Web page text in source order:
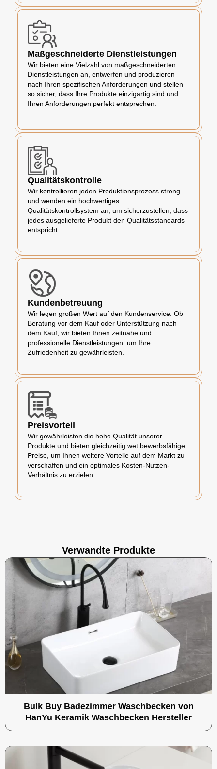
Maßgeschneiderte Dienstleistungen
Wir bieten eine Vielzahl von maßgeschneiderten
Dienstleistungen an, entwerfen und produzieren
nach Ihren spezifischen Anforderungen und stellen
so sicher, dass Ihre Produkte einzigartig sind und
Ihren Anforderungen perfekt entsprechen.
Qualitätskontrolle
Wir kontrollieren jeden Produktionsprozess streng
und wenden ein hochwertiges
Qualitätskontrollsystem an, um sicherzustellen, dass
jedes ausgelieferte Produkt den Qualitätsstandards
entspricht.
Kundenbetreuung
Wir legen großen Wert auf den Kundenservice. Ob
Beratung vor dem Kauf oder Unterstützung nach
dem Kauf, wir bieten Ihnen zeitnahe und
professionelle Dienstleistungen, um Ihre
Zufriedenheit zu gewährleisten.
Preisvorteil
Wir gewährleisten die hohe Qualität unserer
Produkte und bieten gleichzeitig wettbewerbsfähige
Preise, um Ihnen weitere Vorteile auf dem Markt zu
verschaffen und ein optimales Kosten-Nutzen-
Verhältnis zu erzielen.
Verwandte Produkte
Bulk Buy Badezimmer Waschbecken von
HanYu Keramik Waschbecken Hersteller